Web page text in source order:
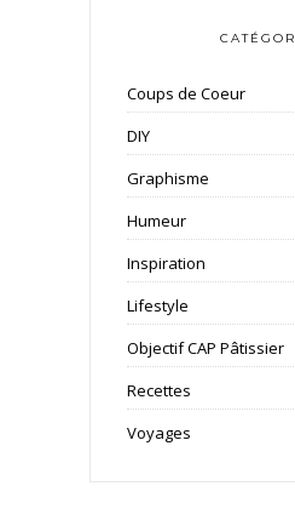
Coups de Coeur
DIY
Graphisme
Humeur
Inspiration
Lifestyle
Objectif CAP Pâtissier
Recettes
Voyages